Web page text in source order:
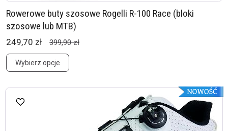
Rowerowe buty szosowe Rogelli R-100 Race (bloki
szosowe lub MTB)
249,70 zł 399,90 zł
Wybierz opcje